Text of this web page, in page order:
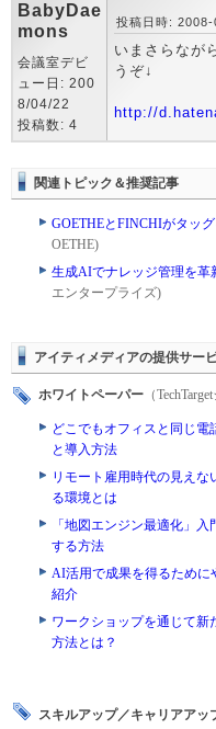
BabyDae
mons
会議室デビ
ュー日: 200
8/04/22
投稿数: 4
投稿日時:
いまさらなが
うぞ↓
http://
関連トピック＆推奨記事
GOETHEとFINCHIがタッ
OETHE)
生成AIでナレッジ管理を
エンタープライズ)
アイティメディアの提供サー
ホワイトペーパー （
どこでもオフィスと同じ電
と導入方法
リモート雇用時代の見え
る環境とは
「地図エンジン最適化」
する方法
AI活用で成果を得るため
紹介
ワークショップを通じて
方法とは？
スキルアップ／キャリアアッ